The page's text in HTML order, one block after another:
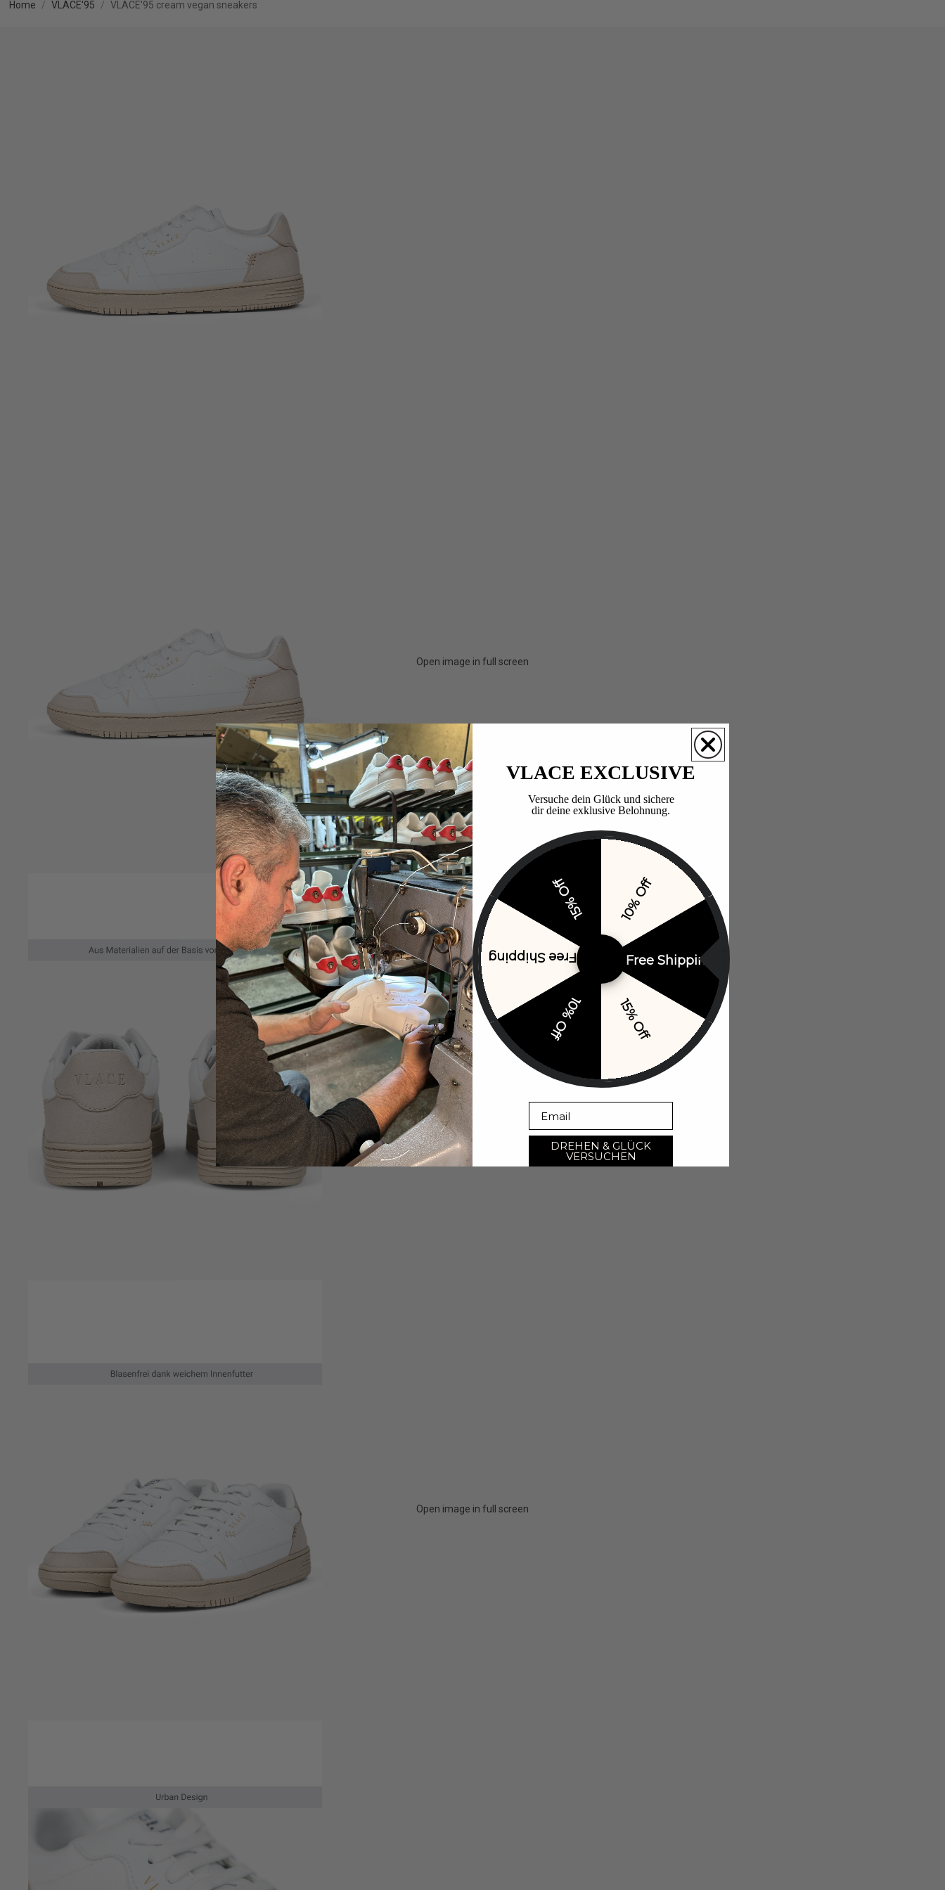
Home VLACE'95 VLACE'95 cream vegan sneakers
Open image in full screen
Open image in full screen
Open image in full screen
VLACE EXCLUSIVE
Versuche dein Glück und sichere
dir deine exklusive Belohnung.​
10% Off
Free Shipping
15% Off
10% Off
Free Shipping
15% Off
DREHEN & GLÜCK
VERSUCHEN